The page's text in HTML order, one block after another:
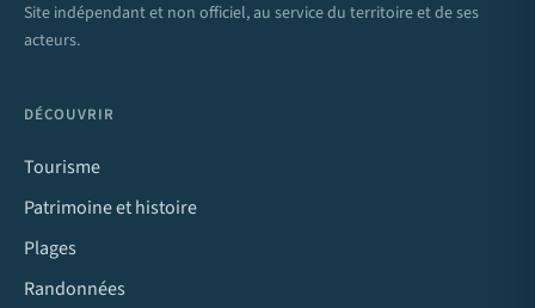
Site indépendant et non officiel, au service du territoire et de ses
acteurs.
DÉCOUVRIR
Tourisme
Patrimoine et histoire
Plages
Randonnées